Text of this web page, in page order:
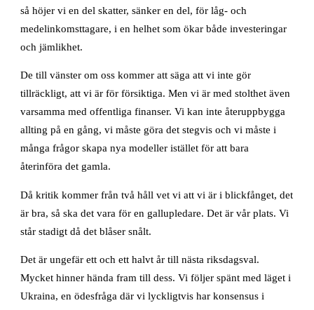
så höjer vi en del skatter, sänker en del, för låg- och
medelinkomsttagare, i en helhet som ökar både investeringar
och jämlikhet.
De till vänster om oss kommer att säga att vi inte gör
tillräckligt, att vi är för försiktiga. Men vi är med stolthet även
varsamma med offentliga finanser. Vi kan inte återuppbygga
allting på en gång, vi måste göra det stegvis och vi måste i
många frågor skapa nya modeller istället för att bara
återinföra det gamla.
Då kritik kommer från två håll vet vi att vi är i blickfånget, det
är bra, så ska det vara för en gallupledare. Det är vår plats. Vi
står stadigt då det blåser snålt.
Det är ungefär ett och ett halvt år till nästa riksdagsval.
Mycket hinner hända fram till dess. Vi följer spänt med läget i
Ukraina, en ödesfråga där vi lyckligtvis har konsensus i